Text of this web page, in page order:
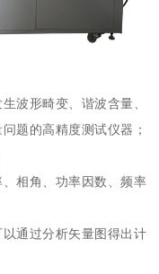
波形畸变、谐波含量、
题的高精度测试仪器；
相角、功率因数、频率
通过分析矢量图得出计